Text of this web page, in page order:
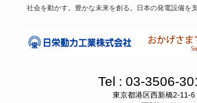
社会を動かす。豊かな未来を創る。日本の発電設備を
Tel :03-3506-
東京都港区西新橋2-11-6